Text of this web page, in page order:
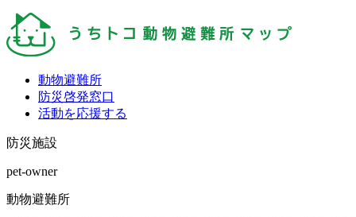
動物避難所
防災啓発窓口
活動を応援する
防災施設
pet-owner
動物避難所